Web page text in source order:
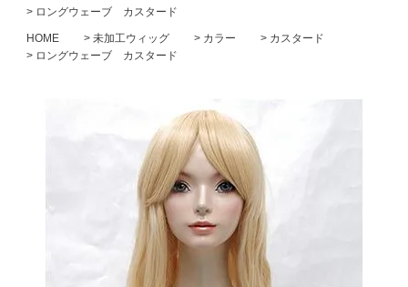
ロングウェーブ カスタード
HOME 未加工ウィッグ カラー
カスタード
ロングウェーブ カスタード